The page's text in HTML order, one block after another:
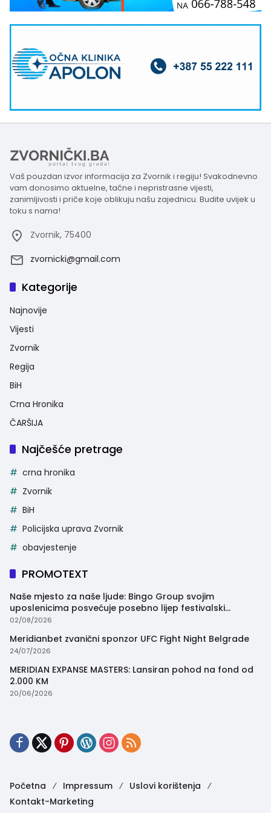
Vaš pouzdan izvor informacija za Zvornik i regiju! Svakodnevno
vam donosimo aktuelne, tačne i nepristrasne vijesti,
zanimljivosti i priče koje oblikuju našu zajednicu. Budite uvijek u
toku s nama!
Zvornik, 75400
zvornicki@gmail.com
Kategorije
Najnovije
Vijesti
Zvornik
Regija
BiH
Crna Hronika
ČARŠIJA
Najčešće pretrage
crna hronika
Zvornik
BiH
Policijska uprava Zvornik
obavjestenje
PROMOTEXT
Naše mjesto za naše ljude: Bingo Group svojim
uposlenicima posvećuje posebno lijep festivalski
trenutak
02/08/2026
Meridianbet zvanični sponzor UFC Fight Night Belgrade
24/07/2026
MERIDIAN EXPANSE MASTERS: Lansiran pohod na fond od
2.000 KM
20/06/2026
Početna Impressum
Uslovi korištenja
Kontakt-Marketing